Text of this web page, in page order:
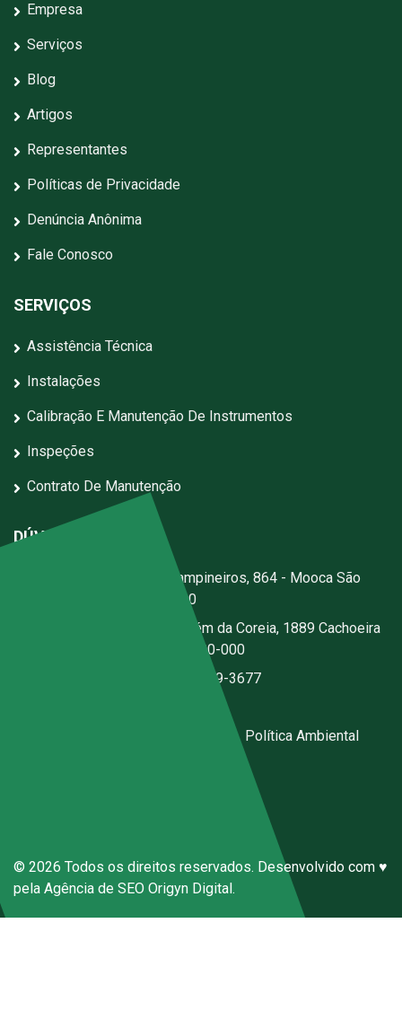
Empresa
Serviços
Blog
Artigos
Representantes
Políticas de Privacidade
Denúncia Anônima
Fale Conosco
SERVIÇOS
Assistência Técnica
Instalações
Calibração E Manutenção De Instrumentos
Inspeções
Contrato De Manutenção
DÚVIDAS?
Rua dos Campineiros, 864 - Mooca São
Paulo - SP - CEP: 03167-020
Estrada Jerusalém da Coreia, 1889 Cachoeira
- Santa Isabel - SP - CEP 07500-000
(11) 97059-3677
Política Ambiental
© 2026 Todos os direitos reservados. Desenvolvido com ♥
pela Agência de SEO Origyn Digital.